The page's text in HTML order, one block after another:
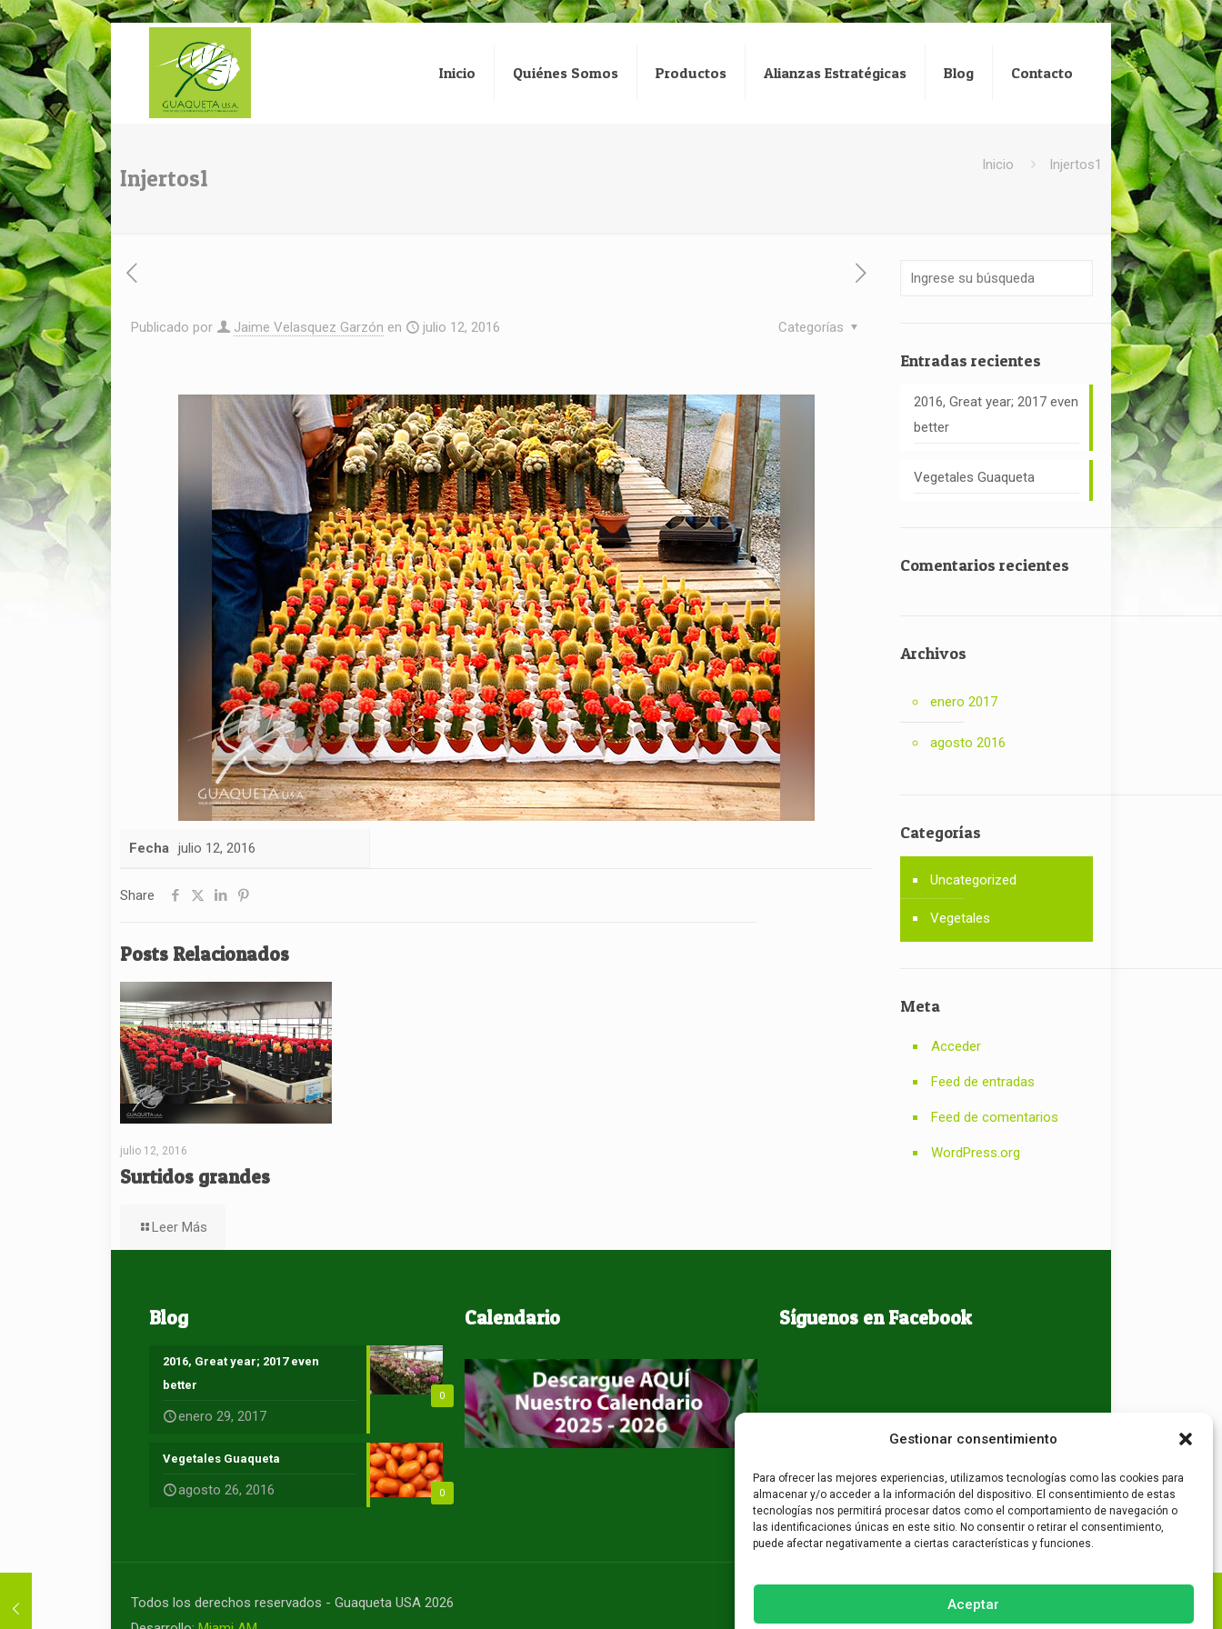
Gestionar consentimiento
Para ofrecer las mejores experiencias, utilizamos tecnologías como las cookies para
almacenar y/o acceder a la información del dispositivo. El consentimiento de estas
tecnologías nos permitirá procesar datos como el comportamiento de navegación o
las identificaciones únicas en este sitio. No consentir o retirar el consentimiento,
puede afectar negativamente a ciertas características y funciones.
Aceptar
Inicio Quiénes Somos Productos Alianzas Estratégicas Blog Contacto
Injertos1 Inicio Injertos1
Publicado por Jaime Velasquez Garzón en julio 12, 2016 Categorías
Fecha julio 12, 2016
Share
Posts Relacionados
julio 12, 2016
Surtidos grandes
Leer Más
Entradas recientes
2016, Great year; 2017 even
better
Vegetales Guaqueta
Comentarios recientes
Archivos
enero 2017
agosto 2016
Categorías
Uncategorized
Vegetales
Meta
Acceder
Feed de entradas
Feed de comentarios
WordPress.org
Blog
0
2016, Great year; 2017 even
better
enero 29, 2017
0
Vegetales Guaqueta
agosto 26, 2016
Calendario Síguenos en Facebook
Todos los derechos reservados - Guaqueta USA 2026